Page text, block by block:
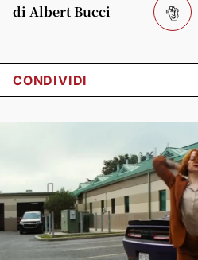
di Albert Bucci
CONDIVIDI